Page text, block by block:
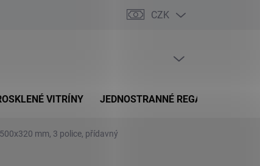
CZK
VITRÍNY JEDNOSTRANNÉ REGÁLY
mm, 3 police, přídavný